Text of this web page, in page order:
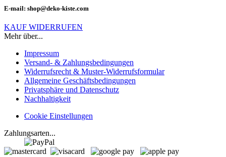
E-mail: shop@deko-kiste.com
KAUF WIDERRUFEN
Mehr über...
Impressum
Versand- & Zahlungsbedingungen
Widerrufsrecht & Muster-Widerrufsformular
Allgemeine Geschäftsbedingungen
Privatsphäre und Datenschutz
Nachhaltigkeit
Cookie Einstellungen
Zahlungsarten...